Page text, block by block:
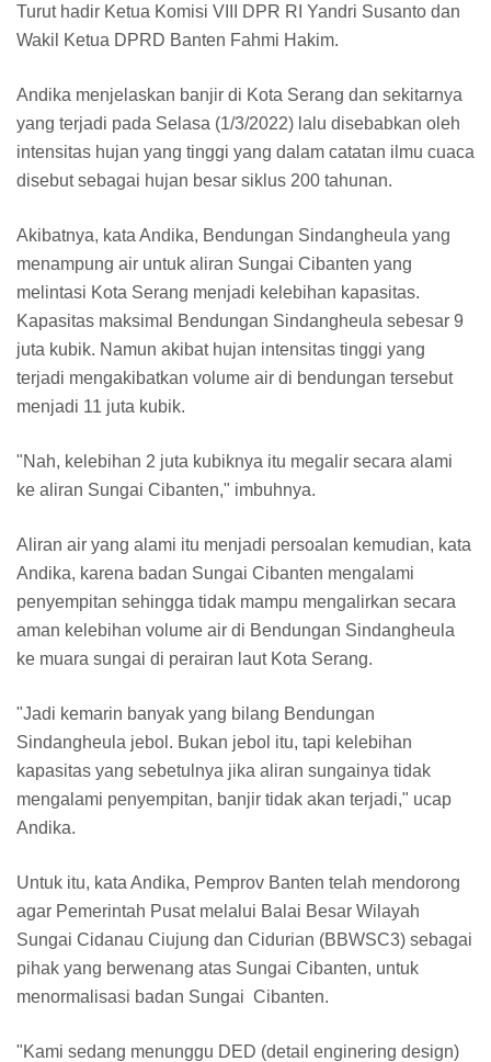
Turut hadir Ketua Komisi VIII DPR RI Yandri Susanto dan
Wakil Ketua DPRD Banten Fahmi Hakim.
Andika menjelaskan banjir di Kota Serang dan sekitarnya
yang terjadi pada Selasa (1/3/2022) lalu disebabkan oleh
intensitas hujan yang tinggi yang dalam catatan ilmu cuaca
disebut sebagai hujan besar siklus 200 tahunan.
Akibatnya, kata Andika, Bendungan Sindangheula yang
menampung air untuk aliran Sungai Cibanten yang
melintasi Kota Serang menjadi kelebihan kapasitas.
Kapasitas maksimal Bendungan Sindangheula sebesar 9
juta kubik. Namun akibat hujan intensitas tinggi yang
terjadi mengakibatkan volume air di bendungan tersebut
menjadi 11 juta kubik.
"Nah, kelebihan 2 juta kubiknya itu megalir secara alami
ke aliran Sungai Cibanten," imbuhnya.
Aliran air yang alami itu menjadi persoalan kemudian, kata
Andika, karena badan Sungai Cibanten mengalami
penyempitan sehingga tidak mampu mengalirkan secara
aman kelebihan volume air di Bendungan Sindangheula
ke muara sungai di perairan laut Kota Serang.
"Jadi kemarin banyak yang bilang Bendungan
Sindangheula jebol. Bukan jebol itu, tapi kelebihan
kapasitas yang sebetulnya jika aliran sungainya tidak
mengalami penyempitan, banjir tidak akan terjadi," ucap
Andika.
Untuk itu, kata Andika, Pemprov Banten telah mendorong
agar Pemerintah Pusat melalui Balai Besar Wilayah
Sungai Cidanau Ciujung dan Cidurian (BBWSC3) sebagai
pihak yang berwenang atas Sungai Cibanten, untuk
menormalisasi badan Sungai Cibanten.
"Kami sedang menunggu DED (detail enginering design)